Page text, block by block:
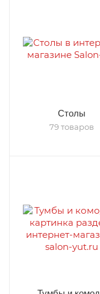
Столы
79 товаров